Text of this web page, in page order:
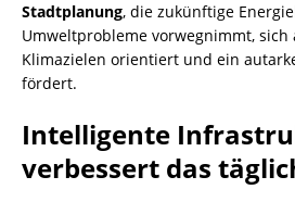
Stadtplanung, die zukünftige
Umweltprobleme vorwegnimmt, sich
Klimazielen orientiert und ein
fördert.
Intelligente
verbessert das